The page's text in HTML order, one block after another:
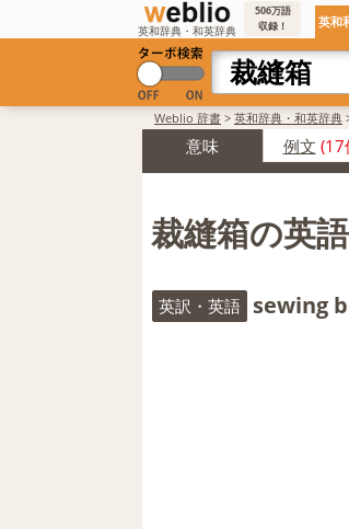
英和辞典・和英辞典
506万語
収録！
英和
Weblio 辞書 > 英和辞典・和英辞典
意味 例文 (17
裁縫箱の英語
英訳・英語 sewing